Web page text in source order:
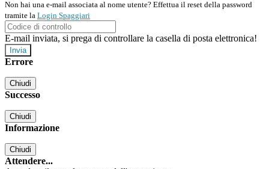
Non hai una e-mail associata al nome utente? Effettua il reset della password
tramite la Login Spaggiari
E-mail inviata, si prega di controllare la casella di posta elettronica!
Errore
Chiudi
Successo
Chiudi
Informazione
Chiudi
Attendere...